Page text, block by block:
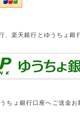
、楽天銀行とゆうちょ銀
ちょ銀行口座へご送金お